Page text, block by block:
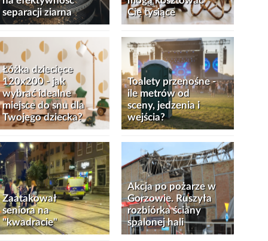
separacji ziarna
Cię tysiące
Łóżka dziecięce
120x200 - jak
wybrać idealne
miejsce do snu dla
Twojego dziecka?
Toalety przenośne -
ile metrów od
sceny, jedzenia i
wejścia?
Zaatakował
seniora na
"kwadracie"
Akcja po pożarze w
Gorzowie. Ruszyła
rozbiórka ściany
spalonej hali